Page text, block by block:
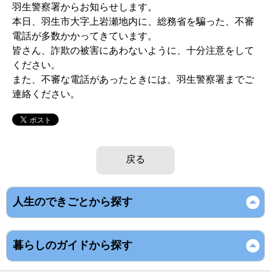
羽生警察署からお知らせします。
本日、羽生市大字上岩瀬地内に、総務省を騙った、不審
電話が多数かかってきています。
皆さん、詐欺の被害にあわないように、十分注意をして
ください。
また、不審な電話があったときには、羽生警察署までご
連絡ください。
戻る
人生のできごとから探す
暮らしのガイドから探す